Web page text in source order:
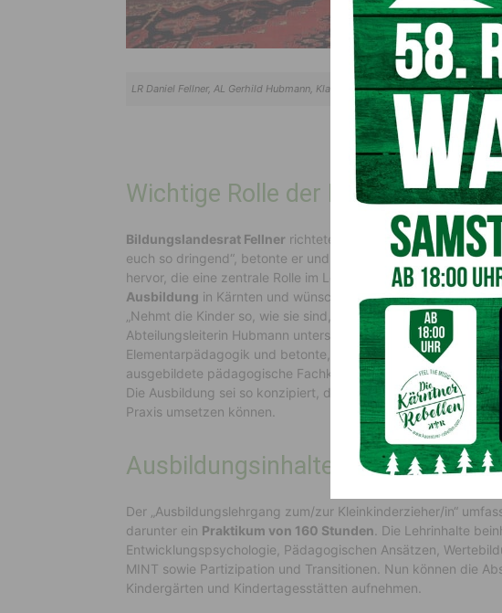
LR Daniel Fellner, AL Gerhild Hubmann, Klaudia Terkl (IBB) mit den
Wichtige Rolle der
Bildungslandesrat Fellner richtete herzliche Worte an die
euch so dringend“, betonte er und hob die wertvolle Arbeit
hervor, die eine zentrale Rolle im Leben von Kindern und
Ausbildung in Kärnten und wünschte den neuen Fachkräften
„Nehmt die Kinder so, wie sie sind, mit all ihren Eigenheiten.
Abteilungsleiterin Hubmann unterstrich die Bedeutung
Elementarpädagogik und betonte, dass Kärnten keine
ausgebildete pädagogische Fachkräfte, die in den
Die Ausbildung sei so konzipiert, dass die Absolventen
Praxis umsetzen können.
Ausbildungsinhalte und Praktikum
Der „Ausbildungslehrgang zum/zur Kleinkinderzieher/in“
darunter ein Praktikum von 160 Stunden . Die Lehrinhalte
Entwicklungspsychologie, Pädagogischen Ansätzen,
MINT sowie Partizipation und Transitionen. Nun können die
Kindergärten und Kindertagesstätten aufnehmen.